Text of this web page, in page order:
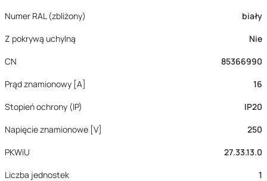
Numer RAL (zbliżony)
biały
Z pokrywą uchylną
Nie
CN
85366990
Prąd znamionowy [A]
16
Stopień ochrony (IP)
IP20
Napięcie znamionowe [V]
250
PKWiU
27.33.13.0
Liczba jednostek
1